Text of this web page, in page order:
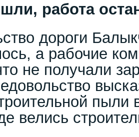
работа
дороги
а рабочие
не получали
пыли
велись